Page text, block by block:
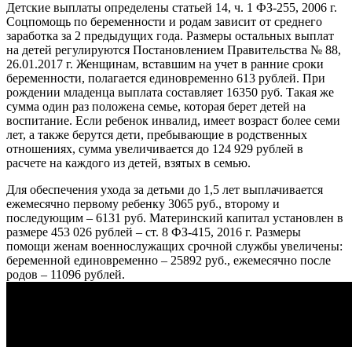
Детские выплаты определены статьей 14, ч. 1 ФЗ-255, 2006 г.
Соцпомощь по беременности и родам зависит от среднего
заработка за 2 предыдущих года. Размеры остальных выплат
на детей регулируются Постановлением Правительства № 88,
26.01.2017 г. Женщинам, вставшим на учет в ранние сроки
беременности, полагается единовременно 613 рублей. При
рождении младенца выплата составляет 16350 руб. Такая же
сумма один раз положена семье, которая берет детей на
воспитание. Если ребенок инвалид, имеет возраст более семи
лет, а также берутся дети, пребывающие в родственных
отношениях, сумма увеличивается до 124 929 рублей в
расчете на каждого из детей, взятых в семью.
Для обеспечения ухода за детьми до 1,5 лет выплачивается
ежемесячно первому ребенку 3065 руб., второму и
последующим – 6131 руб. Материнский капитал установлен в
размере 453 026 рублей – ст. 8 ФЗ-415, 2016 г. Размеры
помощи женам военнослужащих срочной службы увеличены:
беременной единовременно – 25892 руб., ежемесячно после
родов – 11096 рублей.